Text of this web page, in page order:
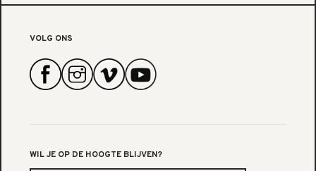
VOLG ONS
WIL JE OP DE HOOGTE BLIJVEN?